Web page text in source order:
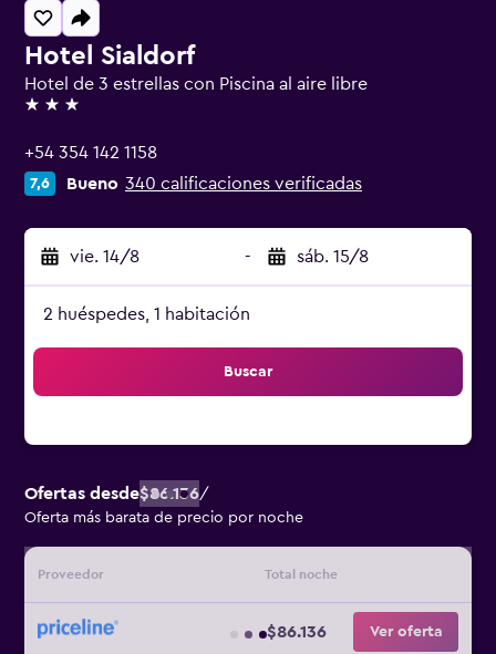
Hotel Sialdorf
Hotel de 3 estrellas con Piscina al aire libre
3 estrellas
+54 354 142 1158
7,6 Bueno 340 calificaciones verificadas
vie. 14/8 - sáb. 15/8
2 huéspedes, 1 habitación
Buscar
Ofertas desde$86.136/
Oferta más barata de precio por noche
Proveedor Total noche
$86.136 Ver oferta